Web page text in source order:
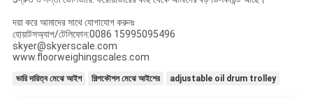
দয়া করে আমাদের সাথে যোগাযোগ করুনঃ
হোয়াটসঅ্যাপ/টেলিফোন:0086 15995095496
skyer@skyerscale.com
www.floorweighingscales.com
ভারি দায়িত্ব মেঝে আইশ শিল্পকৌশল মেঝে আইশের adjustable oil drum trolley